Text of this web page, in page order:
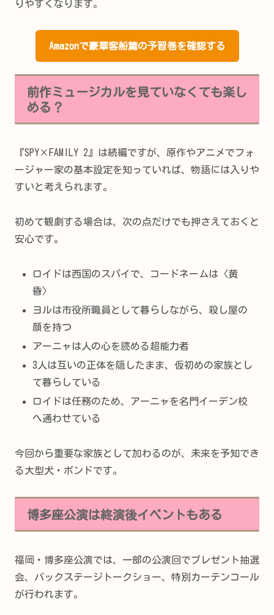
りやすくなります。
Amazonで豪華客船篇の予習巻を確認する
前作ミュージカルを見ていなくても楽し
める？
『SPY×FAMILY 2』は続編ですが、原作やアニメでフォ
ージャー家の基本設定を知っていれば、物語には入りや
すいと考えられます。
初めて観劇する場合は、次の点だけでも押さえておくと
安心です。
ロイドは西国のスパイで、コードネームは〈黄
昏〉
ヨルは市役所職員として暮らしながら、殺し屋の
顔を持つ
アーニャは人の心を読める超能力者
3人は互いの正体を隠したまま、仮初めの家族とし
て暮らしている
ロイドは任務のため、アーニャを名門イーデン校
へ通わせている
今回から重要な家族として加わるのが、未来を予知でき
る大型犬・ボンドです。
博多座公演は終演後イベントもある
福岡・博多座公演では、一部の公演回でプレゼント抽選
会、バックステージトークショー、特別カーテンコール
が行われます。